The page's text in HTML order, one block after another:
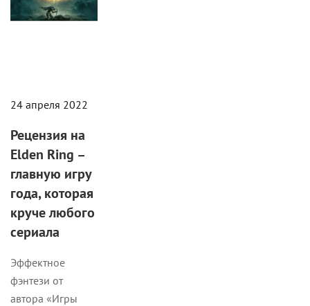
24 апреля 2022
Рецензия на
Elden Ring –
главную игру
года, которая
круче любого
сериала
Эффектное
фэнтези от
автора «Игры